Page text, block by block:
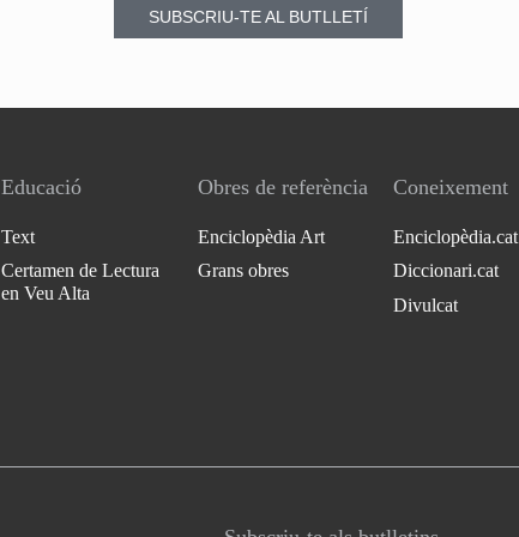
SUBSCRIU-TE AL BUTLLETÍ
Educació
Text
Certamen de Lectura
en Veu Alta
Obres de referència
Enciclopèdia Art
Grans obres
Coneixement
Enciclopèdia.cat
Diccionari.cat
Divulcat